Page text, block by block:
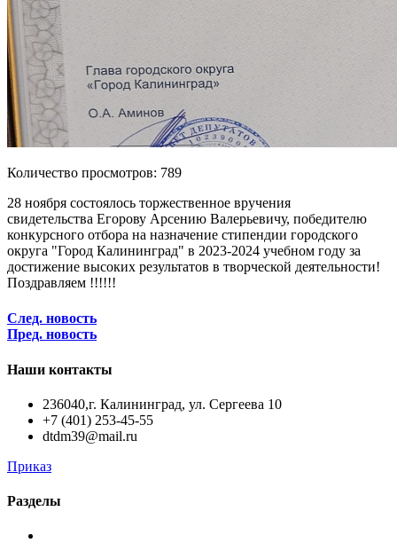
Количество просмотров: 789
28 ноября состоялось торжественное вручения
свидетельства Егорову Арсению Валерьевичу, победителю
конкурсного отбора на назначение стипендии городского
округа "Город Калининград" в 2023-2024 учебном году за
достижение высоких результатов в творческой деятельности!
Поздравляем !!!!!!
След. новость
Пред. новость
Наши контакты
236040,г. Калининград, ул. Сергеева 10
+7 (401) 253-45-55
dtdm39@mail.ru
Приказ
Разделы